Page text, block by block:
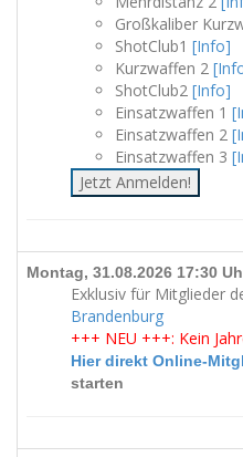
Großkaliber
ShotClub1 [Info]
Kurzwaffen 2
ShotClub2 [Info]
Einsatzwaffen 1
Einsatzwaffen 2
Einsatzwaffen 3
Jetzt Anmelden!
Montag, 31.08.2026 17:30
Exklusiv für Mitglieder
Brandenburg
+++ NEU +++: Kein
Hier direkt Online-
starten